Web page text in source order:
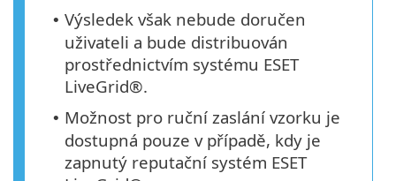
• Výsledek však nebude doručen
uživateli a bude distribuován
prostřednictvím systému ESET
LiveGrid®.
• Možnost pro ruční zaslání vzorku je
dostupná pouze v případě, kdy je
zapnutý reputační systém ESET